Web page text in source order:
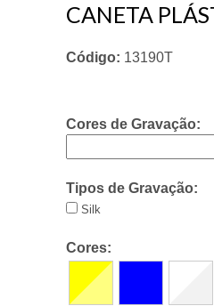
CANETA
Código: 13190T
Cores de Gravação:
Tipos de Gravação:
Silk
Cores: